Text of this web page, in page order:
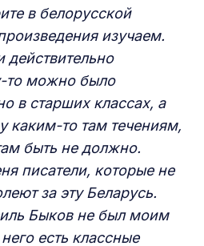
в белорусской
изучаем.
то можно было
в старших классах, а
каким-то там течениям,
быть не должно.
писатели, которые не
за эту Беларусь.
Быков не был моим
есть классные